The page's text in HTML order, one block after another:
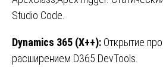
Studio Code.
Dynamics 365 (X++): Открытие
расширением D365 DevTools.